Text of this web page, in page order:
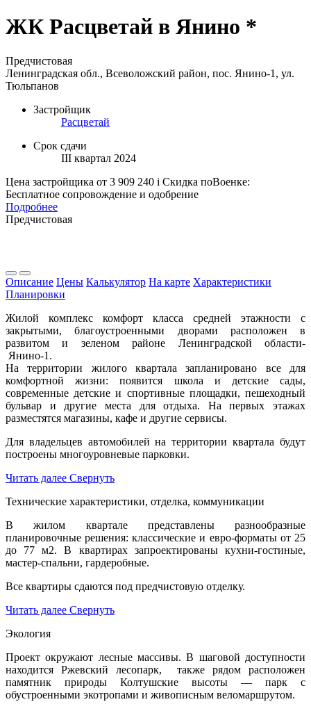
ЖК Расцветай в Янино *
Предчистовая
Ленинградская обл., Всеволожский район, пос. Янино-1, ул.
Тюльпанов
Застройщик
Расцветай
Срок сдачи
III квартал 2024
Цена застройщика от 3 909 240 i Скидка поВоенке:
Бесплатное сопровождение и одобрение
Подробнее
Предчистовая
Описание Цены Калькулятор На карте Характеристики
Планировки
Жилой комплекс комфорт класса средней этажности с
закрытыми, благоустроенными дворами расположен в
развитом и зеленом районе Ленинградской области-
Янино-1.
На территории жилого квартала запланировано все для
комфортной жизни: появится школа и детские сады,
современные детские и спортивные площадки, пешеходный
бульвар и другие места для отдыха. На первых этажах
разместятся магазины, кафе и другие сервисы.
Для владельцев автомобилей на территории квартала будут
построены многоуровневые парковки.
Читать далее Свернуть
Технические характеристики, отделка, коммуникации
В жилом квартале представлены разнообразные
планировочные решения: классические и евро-форматы от 25
до 77 м2. В квартирах запроектированы кухни-гостиные,
мастер-спальни, гардеробные.
Все квартиры сдаются под предчистовую отделку.
Читать далее Свернуть
Экология
Проект окружают лесные массивы. В шаговой доступности
находится Ржевский лесопарк, также рядом расположен
памятник природы Колтушские высоты — парк с
обустроенными экотропами и живописным веломаршрутом.